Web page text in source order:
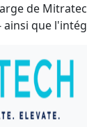
de
ainsi que